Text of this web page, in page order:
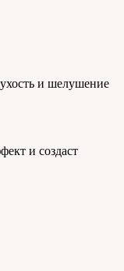
и шелушение
и создаст